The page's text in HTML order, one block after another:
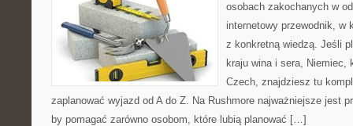
osobach zakochanych w
internetowy przewodnik, w
z konkretną wiedzą. Jeśli
kraju wina i sera, Niemiec,
Czech, znajdziesz tu
zaplanować wyjazd od A do Z. Na Rushmore najważniejsze jest
by pomagać zarówno osobom, które lubią planować […]